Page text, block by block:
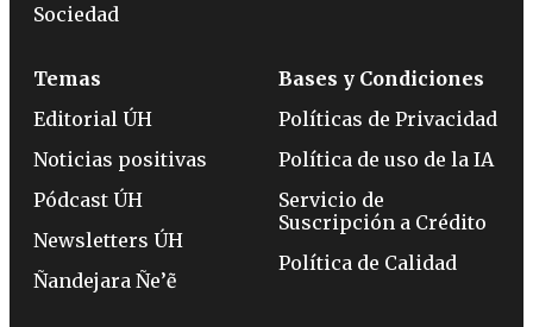
Sociedad
Temas
Editorial ÚH
Noticias positivas
Pódcast ÚH
Newsletters ÚH
Ñandejara Ñe’ẽ
Bases y Condiciones
Políticas de Privacidad
Política de uso de la IA
Servicio de
Suscripción a Crédito
Política de Calidad